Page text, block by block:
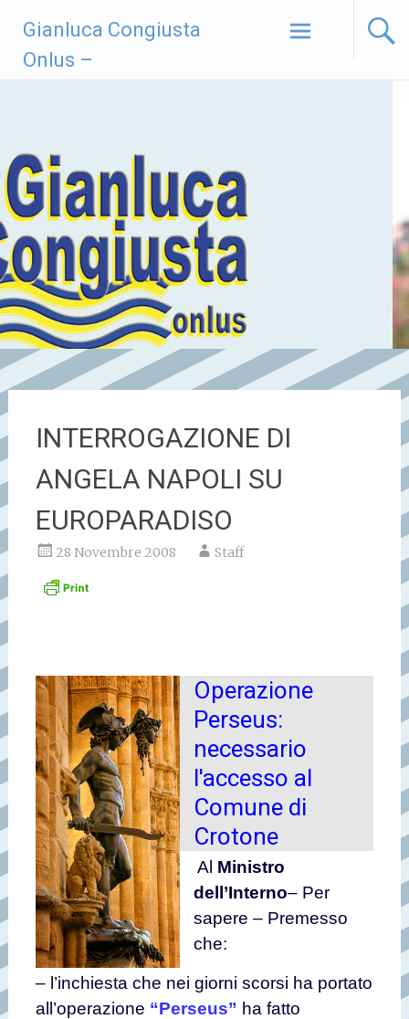
contenuto
Gianluca Congiusta
Onlus –
INTERROGAZIONE DI
ANGELA NAPOLI SU
EUROPARADISO
28 Novembre 2008 Staff
Operazione
Perseus:
necessario
l'accesso al
Comune di
Crotone
Al Ministro
dell’Interno– Per
sapere – Premesso
che:
– l’inchiesta che nei giorni scorsi ha portato
all’operazione “Perseus” ha fatto